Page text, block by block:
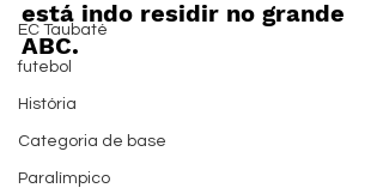
EC Taubaté
futebol
História
Categoria de base
Paralímpico
está indo residir no grande
ABC.